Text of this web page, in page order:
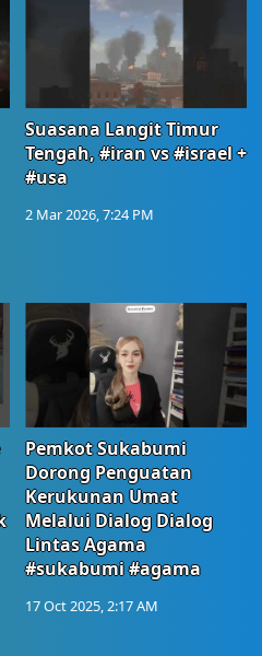
Suasana Langit Timur
Tengah, #iran vs #israel +
#usa
2 Mar 2026, 7:24 PM
Pemkot Sukabumi
Dorong Penguatan
Kerukunan Umat
Melalui Dialog Dialog
Lintas Agama
#sukabumi #agama
17 Oct 2025, 2:17 AM